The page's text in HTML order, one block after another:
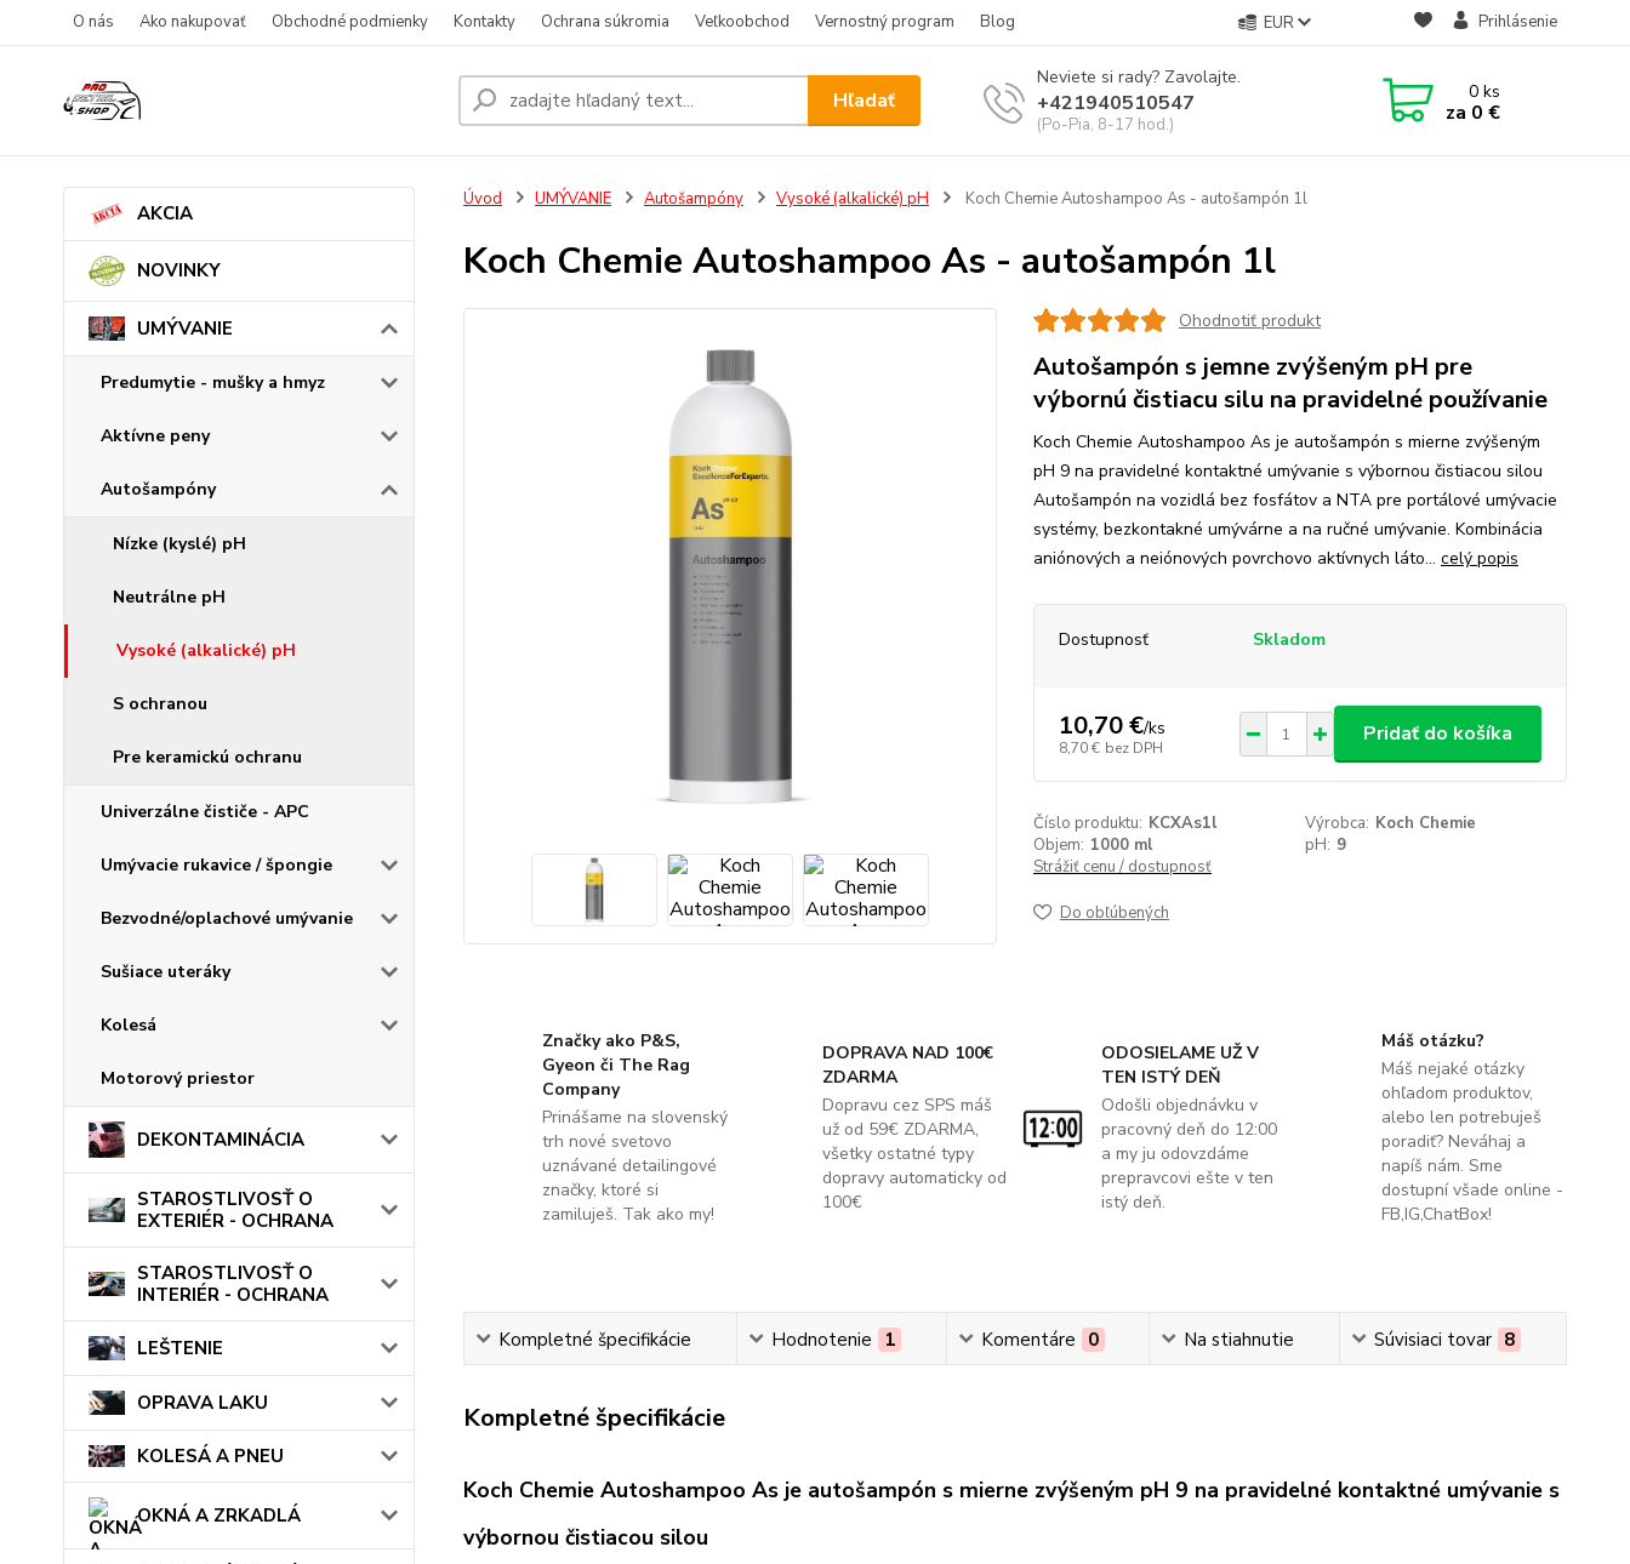
O nás Ako nakupovať Obchodné podmienky Kontakty Ochrana súkromia Veľkoobchod Vernostný program Blog EUR Prihlásenie
Hľadať
Neviete si rady? Zavolajte.
+421940510547
(Po-Pia, 8-17 hod.)
0ks
za 0 €
AKCIA
NOVINKY
UMÝVANIE
Predumytie - mušky a hmyz
Aktívne peny
Autošampóny
Nízke (kyslé) pH
Neutrálne pH
Vysoké (alkalické) pH
S ochranou
Pre keramickú ochranu
Univerzálne čističe - APC
Umývacie rukavice / špongie
Bezvodné/oplachové umývanie
Sušiace uteráky
Kolesá
Motorový priestor
DEKONTAMINÁCIA
STAROSTLIVOSŤ O
EXTERIÉR - OCHRANA
STAROSTLIVOSŤ O
INTERIÉR - OCHRANA
LEŠTENIE
OPRAVA LAKU
KOLESÁ A PNEU
OKNÁ A ZRKADLÁ
Úvod UMÝVANIE Autošampóny Vysoké (alkalické) pH Koch Chemie Autoshampoo As - autošampón 1l
Koch Chemie Autoshampoo As - autošampón 1l
Ohodnotiť produkt
Autošampón s jemne zvýšeným pH pre
výbornú čistiacu silu na pravidelné používanie
Koch Chemie Autoshampoo As je autošampón s mierne zvýšeným
pH 9 na pravidelné kontaktné umývanie s výbornou čistiacou silou
Autošampón na vozidlá bez fosfátov a NTA pre portálové umývacie
systémy, bezkontakné umývárne a na ručné umývanie. Kombinácia
aniónových a neiónových povrchovo aktívnych láto... celý popis
Dostupnosť Skladom
10,70 €/ks
8,70 € bez DPH
Pridať do košíka
Číslo produktu: KCXAs1l Výrobca: Koch Chemie
Objem: 1000 ml pH: 9
Strážiť cenu / dostupnosť
Do obľúbených
Značky ako P&S,
Gyeon či The Rag
Company
Prinášame na slovenský
trh nové svetovo
uznávané detailingové
značky, ktoré si
zamiluješ. Tak ako my!
DOPRAVA NAD 100€
ZDARMA
Dopravu cez SPS máš
už od 59€ ZDARMA,
všetky ostatné typy
dopravy automaticky od
100€
ODOSIELAME UŽ V
TEN ISTÝ DEŇ
Odošli objednávku v
pracovný deň do 12:00
a my ju odovzdáme
prepravcovi ešte v ten
istý deň.
Máš otázku?
Máš nejaké otázky
ohľadom produktov,
alebo len potrebuješ
poradiť? Neváhaj a
napíš nám. Sme
dostupní všade online -
FB,IG,ChatBox!
Kompletné špecifikácie Hodnotenie 1 Komentáre 0 Na stiahnutie Súvisiaci tovar 8
Kompletné špecifikácie
Koch Chemie Autoshampoo As je autošampón s mierne zvýšeným pH 9 na pravidelné kontaktné umývanie s
výbornou čistiacou silou